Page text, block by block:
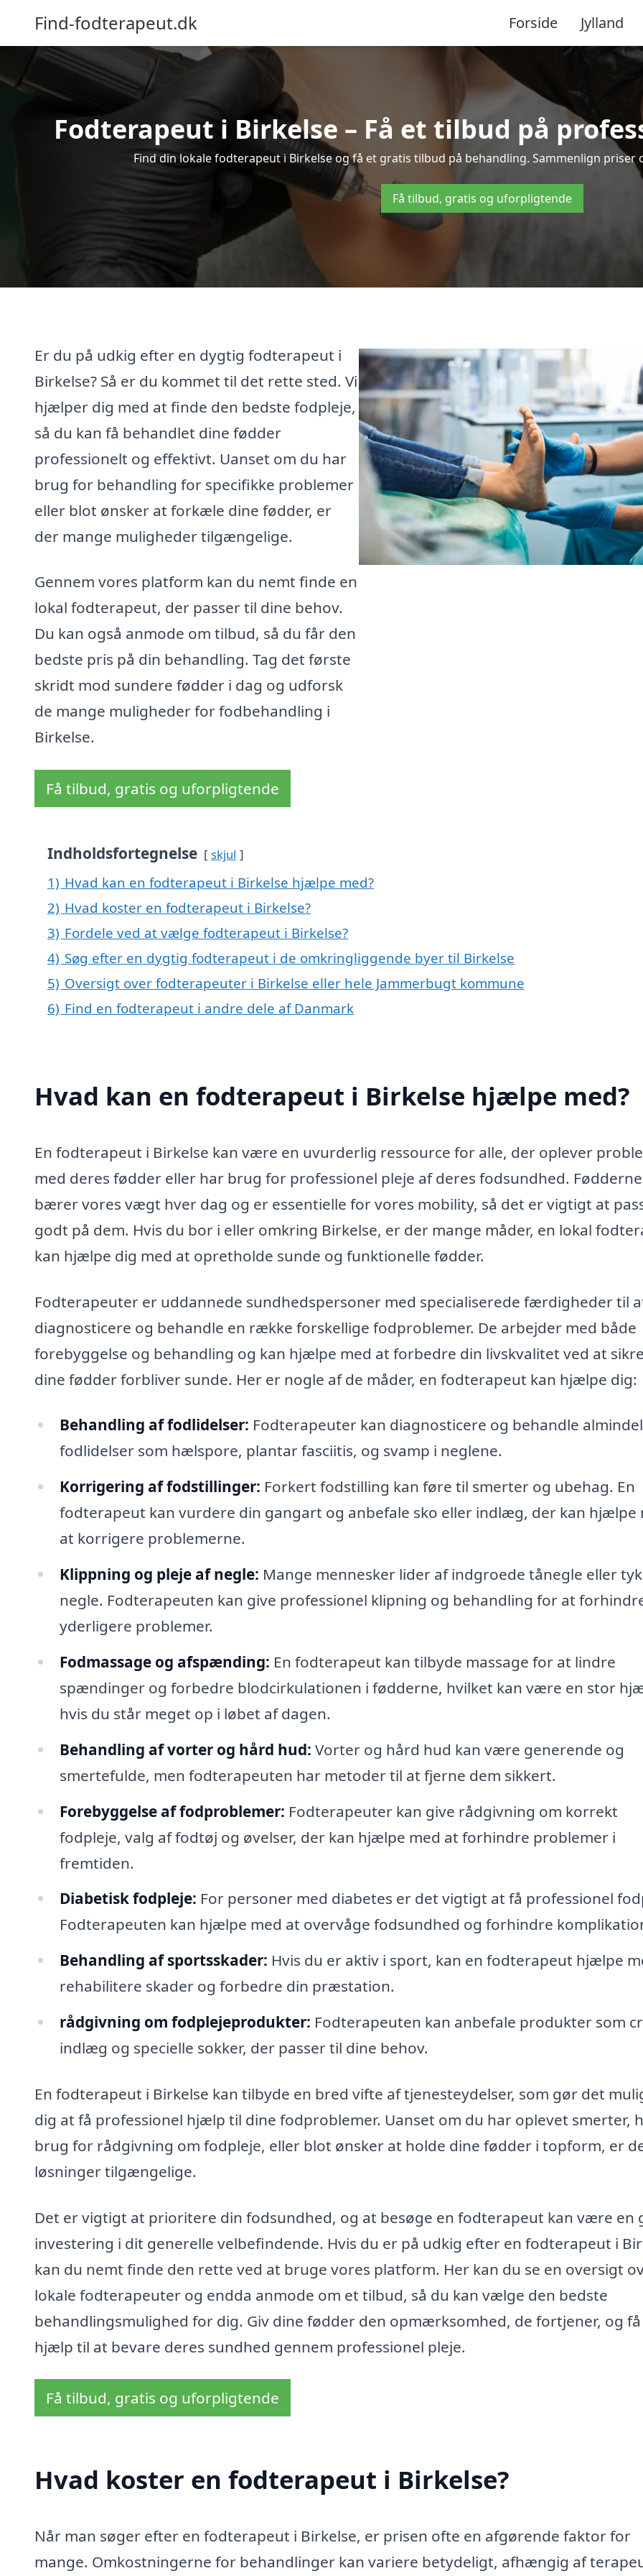
Find-fodterapeut.dk Forside Jylland
Fodterapeut i Birkelse – Få et tilbud på
Find din lokale fodterapeut i Birkelse og få et gratis tilbud på behandling. Sammenlign
Få tilbud, gratis og uforpligtende
Er du på udkig efter en dygtig fodterapeut i
Birkelse? Så er du kommet til det rette sted. Vi
hjælper dig med at finde den bedste fodpleje,
så du kan få behandlet dine fødder
professionelt og effektivt. Uanset om du har
brug for behandling for specifikke problemer
eller blot ønsker at forkæle dine fødder, er
der mange muligheder tilgængelige.
Gennem vores platform kan du nemt finde en
lokal fodterapeut, der passer til dine behov.
Du kan også anmode om tilbud, så du får den
bedste pris på din behandling. Tag det første
skridt mod sundere fødder i dag og udforsk
de mange muligheder for fodbehandling i
Birkelse.
Få tilbud, gratis og uforpligtende
Indholdsfortegnelse skjul
1) Hvad kan en fodterapeut i Birkelse hjælpe med?
2) Hvad koster en fodterapeut i Birkelse?
3) Fordele ved at vælge fodterapeut i Birkelse?
4) Søg efter en dygtig fodterapeut i de omkringliggende byer til Birkelse
5) Oversigt over fodterapeuter i Birkelse eller hele Jammerbugt kommune
6) Find en fodterapeut i andre dele af Danmark
Hvad kan en fodterapeut i Birkelse hjælpe med?
En fodterapeut i Birkelse kan være en uvurderlig ressource for alle, der oplever
med deres fødder eller har brug for professionel pleje af deres fodsundhed. Fødderne
bærer vores vægt hver dag og er essentielle for vores mobility, så det er vigtigt at
godt på dem. Hvis du bor i eller omkring Birkelse, er der mange måder, en lokal
kan hjælpe dig med at opretholde sunde og funktionelle fødder.
Fodterapeuter er uddannede sundhedspersoner med specialiserede færdigheder til
diagnosticere og behandle en række forskellige fodproblemer. De arbejder med både
forebyggelse og behandling og kan hjælpe med at forbedre din livskvalitet ved at
dine fødder forbliver sunde. Her er nogle af de måder, en fodterapeut kan hjælpe dig:
Behandling af fodlidelser: Fodterapeuter kan diagnosticere og behandle
fodlidelser som hælspore, plantar fasciitis, og svamp i neglene.
Korrigering af fodstillinger: Forkert fodstilling kan føre til smerter og ubehag. En
fodterapeut kan vurdere din gangart og anbefale sko eller indlæg, der kan hjælpe
at korrigere problemerne.
Klippning og pleje af negle: Mange mennesker lider af indgroede tånegle eller
negle. Fodterapeuten kan give professionel klipning og behandling for at
yderligere problemer.
Fodmassage og afspænding: En fodterapeut kan tilbyde massage for at lindre
spændinger og forbedre blodcirkulationen i fødderne, hvilket kan være en stor
hvis du står meget op i løbet af dagen.
Behandling af vorter og hård hud: Vorter og hård hud kan være generende og
smertefulde, men fodterapeuten har metoder til at fjerne dem sikkert.
Forebyggelse af fodproblemer: Fodterapeuter kan give rådgivning om korrekt
fodpleje, valg af fodtøj og øvelser, der kan hjælpe med at forhindre problemer i
fremtiden.
Diabetisk fodpleje: For personer med diabetes er det vigtigt at få professionel
Fodterapeuten kan hjælpe med at overvåge fodsundhed og forhindre
Behandling af sportsskader: Hvis du er aktiv i sport, kan en fodterapeut hjælpe
rehabilitere skader og forbedre din præstation.
rådgivning om fodplejeprodukter: Fodterapeuten kan anbefale produkter som
indlæg og specielle sokker, der passer til dine behov.
En fodterapeut i Birkelse kan tilbyde en bred vifte af tjenesteydelser, som gør det
dig at få professionel hjælp til dine fodproblemer. Uanset om du har oplevet smerter,
brug for rådgivning om fodpleje, eller blot ønsker at holde dine fødder i topform, er
løsninger tilgængelige.
Det er vigtigt at prioritere din fodsundhed, og at besøge en fodterapeut kan være en
investering i dit generelle velbefindende. Hvis du er på udkig efter en fodterapeut i
kan du nemt finde den rette ved at bruge vores platform. Her kan du se en oversigt
lokale fodterapeuter og endda anmode om et tilbud, så du kan vælge den bedste
behandlingsmulighed for dig. Giv dine fødder den opmærksomhed, de fortjener, og få
hjælp til at bevare deres sundhed gennem professionel pleje.
Få tilbud, gratis og uforpligtende
Hvad koster en fodterapeut i Birkelse?
Når man søger efter en fodterapeut i Birkelse, er prisen ofte en afgørende faktor for
mange. Omkostningerne for behandlinger kan variere betydeligt, afhængig af